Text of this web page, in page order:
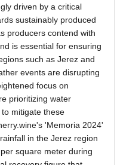
driven by a critical
sustainably produced
producers contend with
is essential for ensuring
such as Jerez and
events are disrupting
focus on
prioritizing water
mitigate these
'Memoria 2024'
in the Jerez region
square meter during